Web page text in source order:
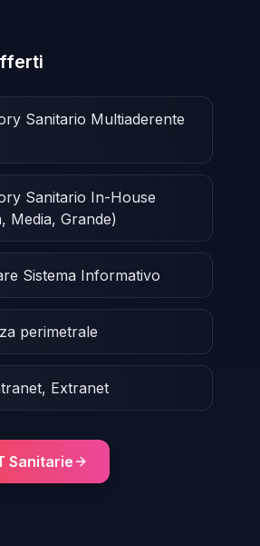
Sanitario Multiaderente
Sanitario In-House
Media, Grande)
Sistema Informativo
perimetrale
Extranet
Sanitarie